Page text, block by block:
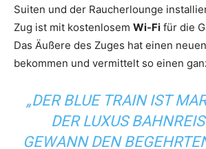
Suiten und der Raucherlounge
Zug ist mit kostenlosem Wi-Fi für die
Das Äußere des Zuges hat einen
bekommen und vermittelt so einen
„DER BLUE TRAIN IST
DER LUXUS
GEWANN DEN